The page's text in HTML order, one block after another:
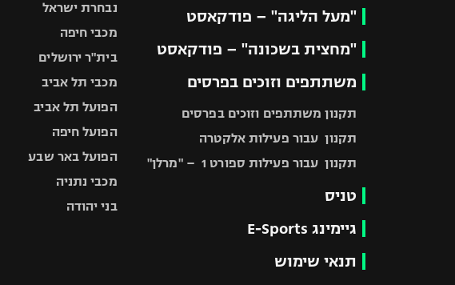
"מעל הליגה" – פודקאסט
"מחצית בשכונה" – פודקאסט
משתתפים וזוכים בפרסים
תקנון משתתפים וזוכים בפרסים
תקנון עבור פעילות אלקטרה
תקנון עבור פעילות ספורט 1 – "מרלן"
טניס
גיימינג E-Sports
תנאי שימוש
נבחרת ישראל
מכבי חיפה
בית"ר ירושלים
מכבי תל אביב
הפועל תל אביב
הפועל חיפה
הפועל באר שבע
מכבי נתניה
בני יהודה